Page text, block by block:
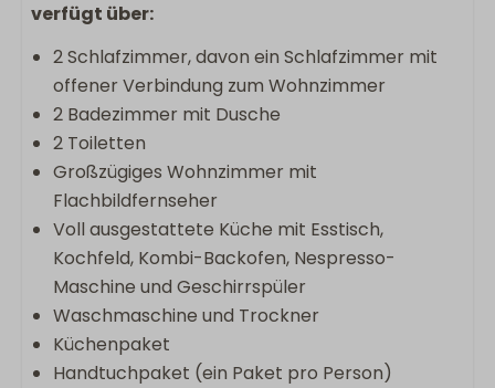
verfügt über:
2 Schlafzimmer, davon ein Schlafzimmer mit
offener Verbindung zum Wohnzimmer
2 Badezimmer mit Dusche
2 Toiletten
Großzügiges Wohnzimmer mit
Flachbildfernseher
Voll ausgestattete Küche mit Esstisch,
Kochfeld, Kombi-Backofen, Nespresso-
Maschine und Geschirrspüler
Waschmaschine und Trockner
Küchenpaket
Handtuchpaket (ein Paket pro Person)